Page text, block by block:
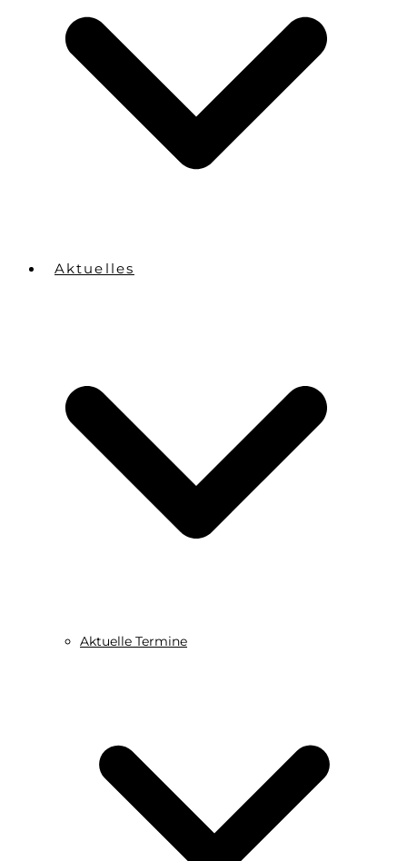
Aktuelles
Aktuelle Termine